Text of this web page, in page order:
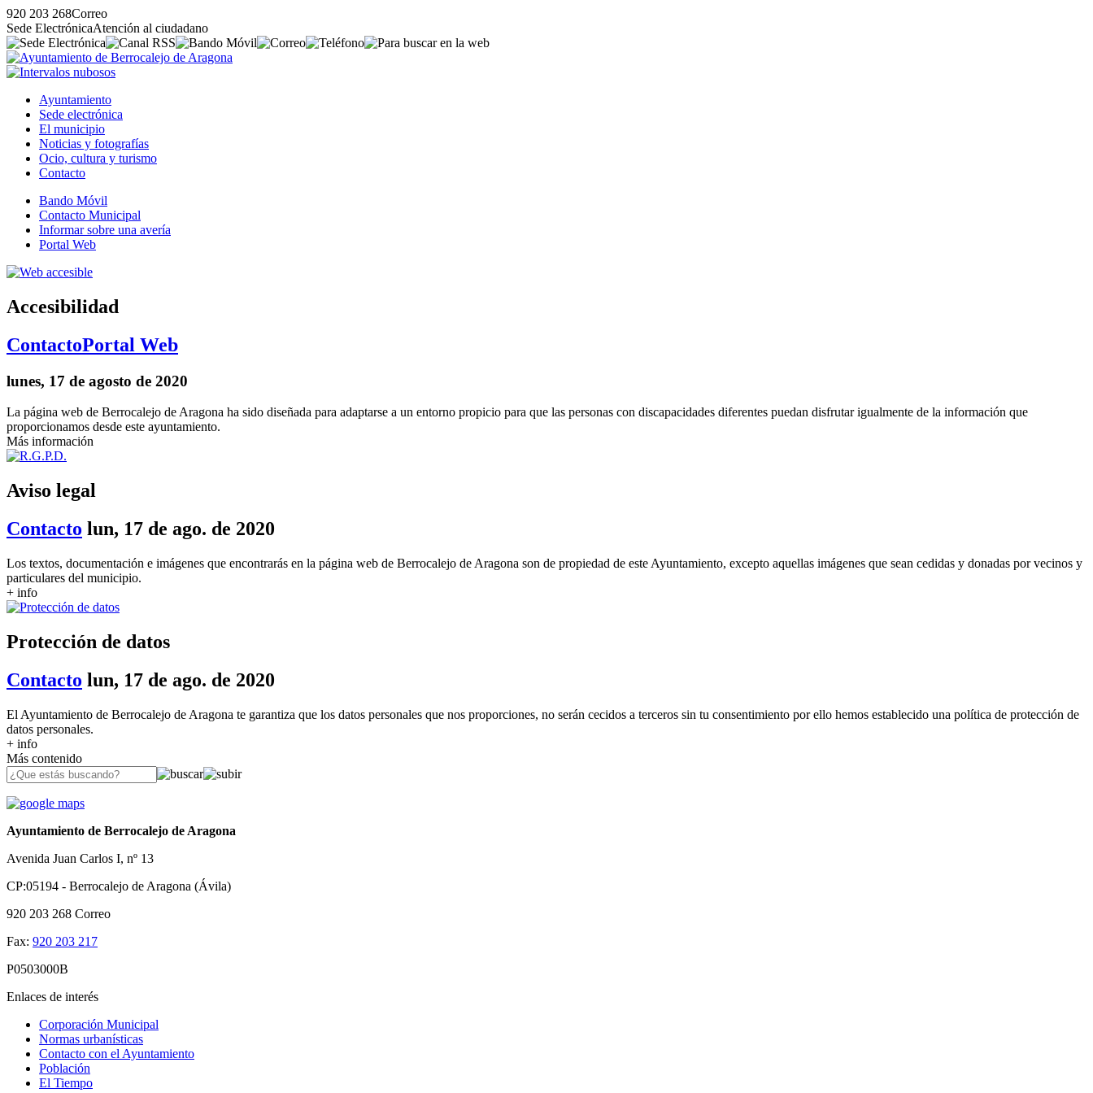
920 203 268Correo
Sede ElectrónicaAtención al ciudadano
Ayuntamiento
Sede electrónica
El municipio
Noticias y fotografías
Ocio, cultura y turismo
Contacto
Bando Móvil
Contacto Municipal
Informar sobre una avería
Portal Web
Accesibilidad
ContactoPortal Web
lunes, 17 de agosto de 2020
La página web de Berrocalejo de Aragona ha sido diseñada para adaptarse a un entorno propicio para que las personas con discapacidades diferentes puedan disfrutar igualmente de la información que
proporcionamos desde este ayuntamiento.
Más información
Aviso legal
Contacto lun, 17 de ago. de 2020
Los textos, documentación e imágenes que encontrarás en la página web de Berrocalejo de Aragona son de propiedad de este Ayuntamiento, excepto aquellas imágenes que sean cedidas y donadas por vecinos y
particulares del municipio.
+ info
Protección de datos
Contacto lun, 17 de ago. de 2020
El Ayuntamiento de Berrocalejo de Aragona te garantiza que los datos personales que nos proporciones, no serán cecidos a terceros sin tu consentimiento por ello hemos establecido una política de protección de
datos personales.
+ info
Más contenido
Ayuntamiento de Berrocalejo de Aragona
Avenida Juan Carlos I, nº 13
CP:05194 - Berrocalejo de Aragona (Ávila)
920 203 268 Correo
Fax: 920 203 217
P0503000B
Enlaces de interés
Corporación Municipal
Normas urbanísticas
Contacto con el Ayuntamiento
Población
El Tiempo